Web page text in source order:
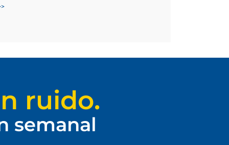
ruido.
semanal